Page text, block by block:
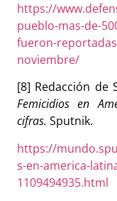
https://
pueblo-mas-de-
fueron-
noviembre/
[8] Redacción de
Femicidios en
cifras. Sputnik.
https://
s-en-america-
1109494935.html